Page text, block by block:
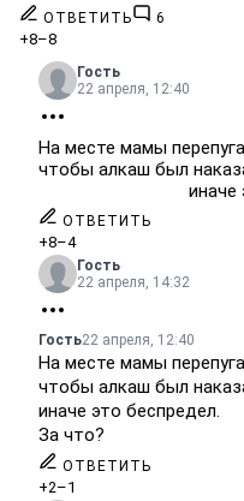
ОТВЕТИТЬ 6
+8–8
Гость
22 апреля, 12:40
На месте мамы
чтобы алкаш был
иначе
ОТВЕТИТЬ
+8–4
Гость
22 апреля, 14:32
Гость22 апреля, 12:40
На месте мамы
чтобы алкаш был
иначе это беспредел.
За что?
ОТВЕТИТЬ
+2–1